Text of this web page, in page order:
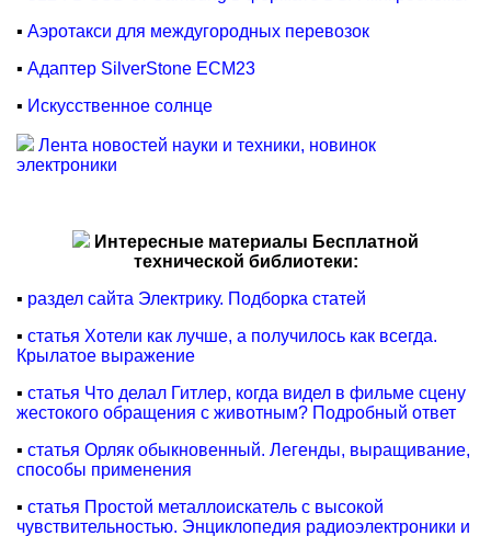
▪ Аэротакси для междугородных перевозок
▪ Адаптер SilverStone ECM23
▪ Искусственное солнце
Лента новостей науки и техники, новинок
электроники
Интересные материалы Бесплатной
технической библиотеки:
▪ раздел сайта Электрику. Подборка статей
▪ статья Хотели как лучше, а получилось как всегда.
Крылатое выражение
▪ статья Что делал Гитлер, когда видел в фильме сцену
жестокого обращения с животным? Подробный ответ
▪ статья Орляк обыкновенный. Легенды, выращивание,
способы применения
▪ статья Простой металлоискатель с высокой
чувствительностью. Энциклопедия радиоэлектроники и